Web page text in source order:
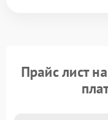
Прайс лист